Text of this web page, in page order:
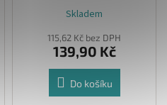
Skladem
115,62 Kč bez DPH
139,90 Kč
Do košíku